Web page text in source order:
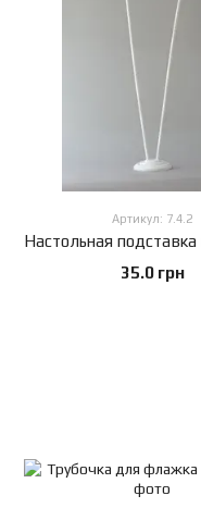
Артикул: 7.4.2
35.0 грн